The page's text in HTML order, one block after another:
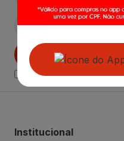
Declaro estar ciente das
Institucional